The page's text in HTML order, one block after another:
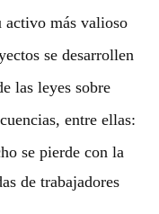
activo más valioso
se desarrollen
las leyes sobre
entre ellas:
se pierde con la
de trabajadores